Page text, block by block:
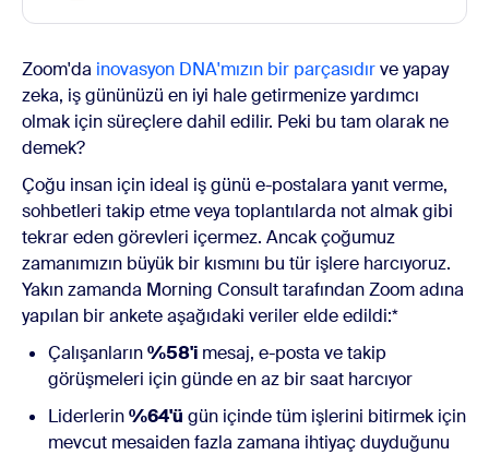
Zoom'da inovasyon DNA'mızın bir parçasıdırve yapay
zeka, iş gününüzü en iyi hale getirmenize yardımcı
olmak için süreçlere dahil edilir. Peki bu tam olarak ne
demek?
Çoğu insan için ideal iş günü e-postalara yanıt verme,
sohbetleri takip etme veya toplantılarda not almak gibi
tekrar eden görevleri içermez. Ancak çoğumuz
zamanımızın büyük bir kısmını bu tür işlere harcıyoruz.
Yakın zamanda Morning Consult tarafından Zoom adına
yapılan bir ankete aşağıdaki veriler elde edildi:*
Çalışanların%58'i mesaj, e-posta ve takip
görüşmeleri için günde en az bir saat harcıyor
Liderlerin%64'ü gün içinde tüm işlerini bitirmek için
mevcut mesaiden fazla zamana ihtiyaç duyduğunu